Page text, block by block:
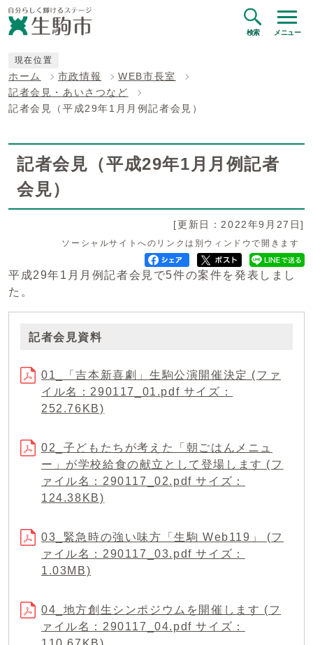
検索 メニュー
現在位置
ホーム 市政情報
WEB市長室
記者会見・あいさつなど
記者会見（平成29年1月月例記者会見）
記者会見（平成29年1月月例記者
会見）
[更新日：2022年9月27日]
ソーシャルサイトへのリンクは別ウィンドウで開きます
平成29年1月月例記者会見で5件の案件を発表しまし
た。
記者会見資料
01_「吉本新喜劇」生駒公演開催決定 (ファ
イル名：290117_01.pdf サイズ：
252.76KB)
02_子どもたちが考えた「朝ごはんメニュ
ー」が学校給食の献立として登場します (フ
ァイル名：290117_02.pdf サイズ：
124.38KB)
03_緊急時の強い味方「生駒 Web119」 (フ
ァイル名：290117_03.pdf サイズ：
1.03MB)
04_地方創生シンポジウムを開催します (フ
ァイル名：290117_04.pdf サイズ：